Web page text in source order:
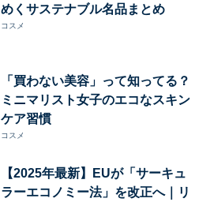
めくサステナブル名品まとめ
コスメ
「買わない美容」って知ってる？
ミニマリスト女子のエコなスキン
ケア習慣
コスメ
【2025年最新】EUが「サーキュ
ラーエコノミー法」を改正へ｜リ